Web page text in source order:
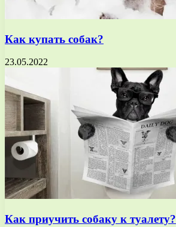
Как купать собак?
23.05.2022
Как приучить собаку к туалету?